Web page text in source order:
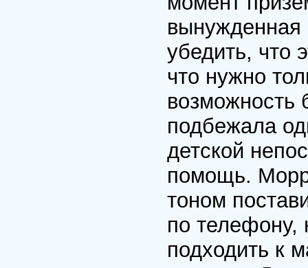
вынужденная
убедить, что
что нужно
возможность
подбежала
детской
помощь.
тоном
по телефону,
подходить к